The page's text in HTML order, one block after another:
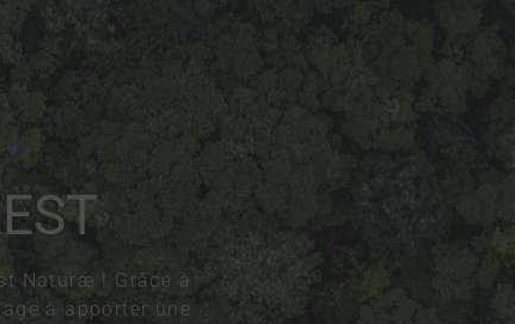
Naturæ ! Grâce à
à apporter une